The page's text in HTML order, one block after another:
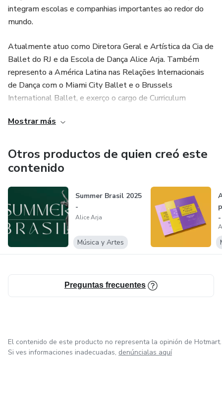
integram escolas e companhias importantes ao redor do
mundo.
Atualmente atuo como Diretora Geral e Artística da Cia de
Ballet do RJ e da Escola de Dança Alice Arja. Também
represento a América Latina nas Relações Internacionais
de Dança com o Miami City Ballet e o Brussels
International Ballet, e exerço o cargo de Curriculum
participo como jurada e professora convidada em diversos
O Sistema de Ensino Alice Arja nasceu do meu
compromisso com a formação de bailarinos completos,
preparados para os desafios do mercado da dança. Minha
missão sempre foi acompanhar, orientar e lapidar jovens
talentos para que alcancem seu máximo potencial.
Com esse mesmo propósito, dei vida ao Dança para
Professores, um projeto voltado a capacitar profissionais e
com excelência e transformar suas salas de aula.
Mostrar más
Otros productos de quien creó este
contenido
Summer Brasil 2025
-
Alice Arja
Música y Artes
Preguntas frecuentes
El contenido de este producto no representa la opinión de Hotmart.
Si ves informaciones inadecuadas, denúncialas aquí